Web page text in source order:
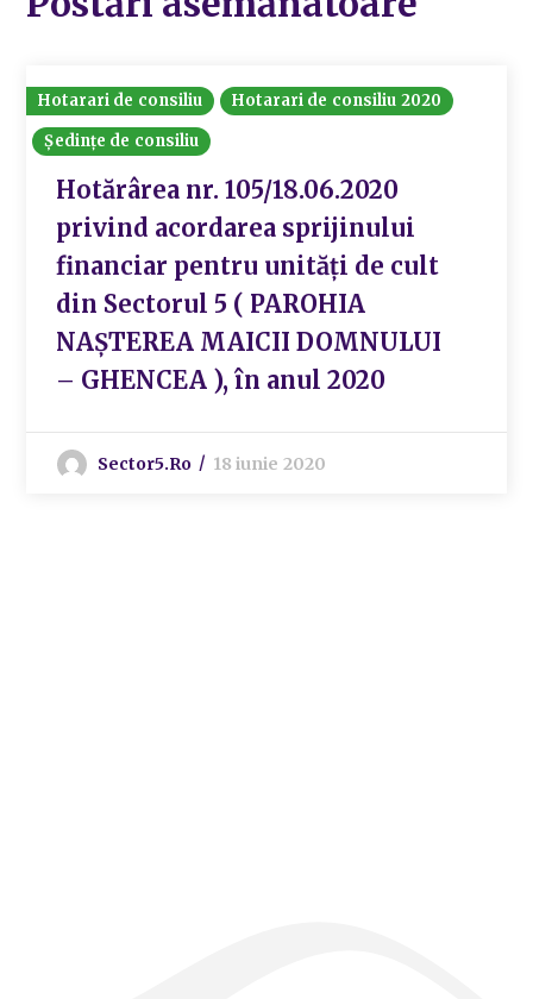
Hotarari de consiliu
Hotarari de consiliu 2020
Ședințe de consiliu
Hotărârea nr. 105/18.06.2020
privind acordarea sprijinului
financiar pentru unități de cult
din Sectorul 5 ( PAROHIA
NAȘTEREA MAICII DOMNULUI
– GHENCEA ), în anul 2020
Sector5.ro 18 iunie 2020